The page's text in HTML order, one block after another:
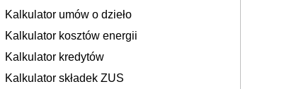
Kalkulator umów o dzieło
Kalkulator kosztów energii
Kalkulator kredytów
Kalkulator składek ZUS